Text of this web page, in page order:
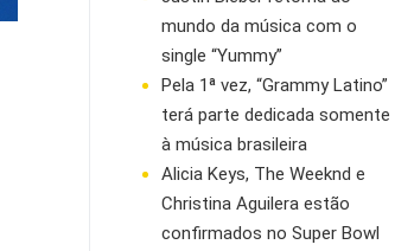
mundo da música com o
single “Yummy”
Pela 1ª vez, “Grammy Latino”
terá parte dedicada somente
à música brasileira
Alicia Keys, The Weeknd e
Christina Aguilera estão
confirmados no Super Bowl